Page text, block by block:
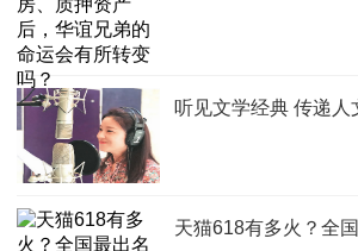
听见文学经典 传递人
天猫618有多火？全